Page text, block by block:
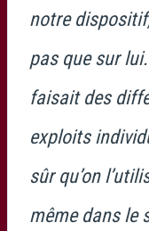
notre
pas que sur
faisait des
exploits
sûr qu’on
même dans le